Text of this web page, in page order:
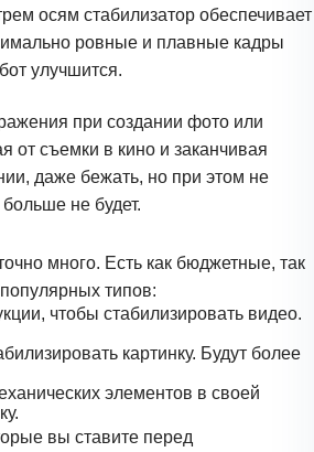
осям стабилизатор обеспечивает
ровные и плавные кадры
улучшится.
при создании фото или
съемки в кино и заканчивая
даже бежать, но при этом не
не будет.
много. Есть как бюджетные, так
типов:
чтобы стабилизировать видео.
картинку. Будут более
элементов в своей
вы ставите перед